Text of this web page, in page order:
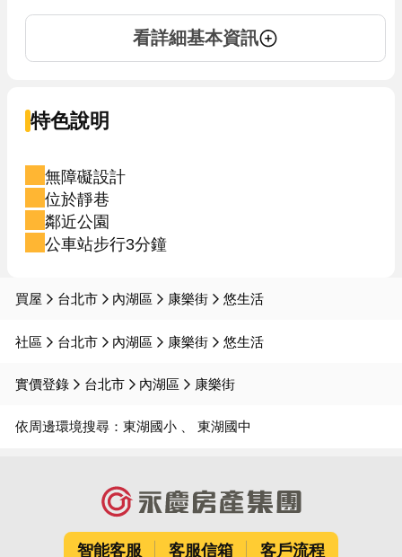
看詳細基本資訊
特色說明
無障礙設計
位於靜巷
鄰近公園
公車站步行3分鐘
買屋 台北市 內湖區 康樂街 悠生活
社區 台北市 內湖區 康樂街 悠生活
實價登錄 台北市 內湖區 康樂街
依周邊環境搜尋： 東湖國小 東湖國中
智能客服 客服信箱 客戶流程